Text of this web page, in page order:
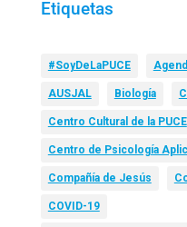
Etiquetas
#SoyDeLaPUCE
AUSJAL Biología
Centro Cultural de la PUCE
Centro de Psicología
Compañía de Jesús
COVID-19